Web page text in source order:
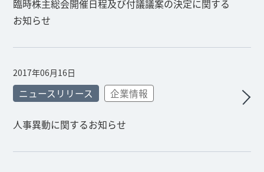
臨時株主総会開催日程及び付議議案の決定に関する
お知らせ
2017年06月16日
ニュースリリース 企業情報
人事異動に関するお知らせ